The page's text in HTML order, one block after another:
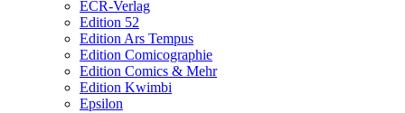
ECR-Verlag
Edition 52
Edition Ars Tempus
Edition Comicographie
Edition Comics & Mehr
Edition Kwimbi
Epsilon